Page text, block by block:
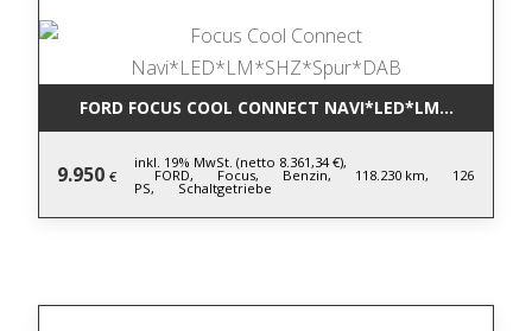
FORD FOCUS COOL CONNECT
9.950 €
inkl. 19% MwSt. (netto 8.361,34 €),
FORD, Focus, Benzin, 118.230 km, 126
PS, Schaltgetriebe